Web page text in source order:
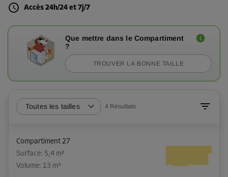
Accès 24h/24 et 7j/7
Que mettre dans le Compartiment
?
TROUVER LA BONNE TAILLE
Toutes les tailles 4 Résultats
Compartiment 27
Surface: 5,4 m²
Volume: 13 m³